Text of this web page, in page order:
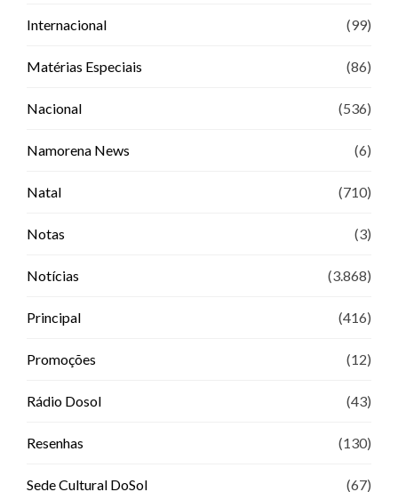
Internacional (99)
Matérias Especiais (86)
Nacional (536)
Namorena News (6)
Natal (710)
Notas (3)
Notícias (3.868)
Principal (416)
Promoções (12)
Rádio Dosol (43)
Resenhas (130)
Sede Cultural DoSol (67)